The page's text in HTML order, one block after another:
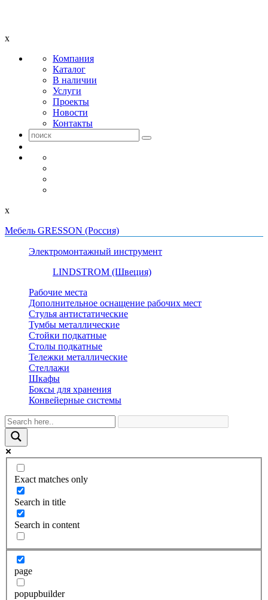
x
Компания
Каталог
В наличии
Услуги
Проекты
Новости
Контакты
x
Мебель GRESSON (Россия)
Электромонтажный инструмент
LINDSTROM (Швеция)
Рабочие места
Дополнительное оснащение рабочих мест
Стулья антистатические
Тумбы металлические
Стойки подкатные
Столы подкатные
Тележки металлические
Стеллажи
Шкафы
Боксы для хранения
Конвейерные системы
Exact matches only
Search in title
Search in content
page
popupbuilder